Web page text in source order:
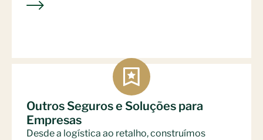
Outros Seguros e Soluções para
Empresas
Desde a logística ao retalho, construímos